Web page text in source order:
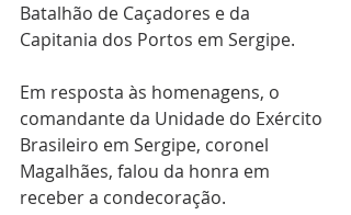
Batalhão de Caçadores e da
Capitania dos Portos em Sergipe.
Em resposta às homenagens, o
comandante da Unidade do Exército
Brasileiro em Sergipe, coronel
Magalhães, falou da honra em
receber a condecoração.